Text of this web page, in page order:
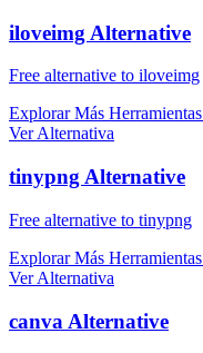
iloveimg Alternative
Free alternative to iloveimg
Explorar Más Herramientas
Ver Alternativa
tinypng Alternative
Free alternative to tinypng
Explorar Más Herramientas
Ver Alternativa
canva Alternative